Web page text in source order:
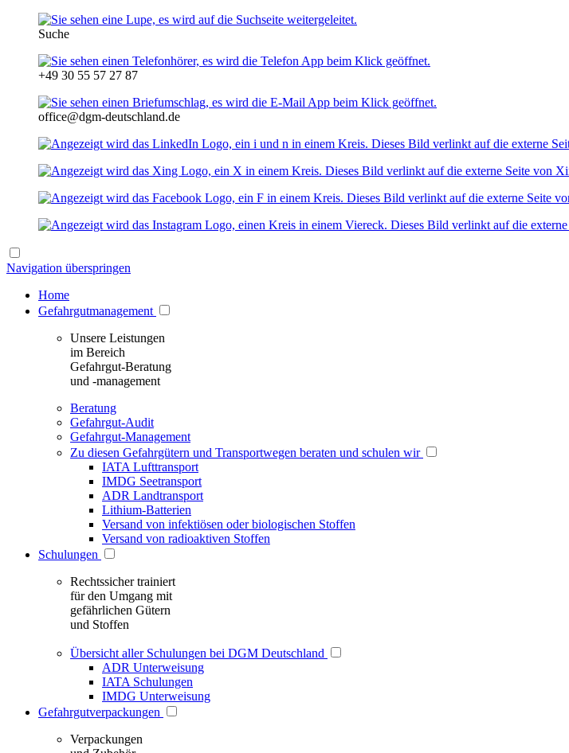
Suche
+49 30 55 57 27 87
office@dgm-deutschland.de
Navigation überspringen
Home
Gefahrgutmanagement
Unsere Leistungen
im Bereich
Gefahrgut-Beratung
und -management
Beratung
Gefahrgut-Audit
Gefahrgut-Management
Zu diesen Gefahrgütern und Transportwegen beraten und schulen wir
IATA Lufttransport
IMDG Seetransport
ADR Landtransport
Lithium-Batterien
Versand von infektiösen oder biologischen Stoffen
Versand von radioaktiven Stoffen
Schulungen
Rechtssicher trainiert
für den Umgang mit
gefährlichen Gütern
und Stoffen
Übersicht aller Schulungen bei DGM Deutschland
ADR Unterweisung
IATA Schulungen
IMDG Unterweisung
Gefahrgutverpackungen
Verpackungen